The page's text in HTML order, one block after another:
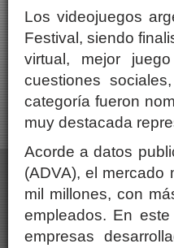
Los videojuegos
Festival, siendo
virtual, mejor
cuestiones
categoría fueron
muy destacada
Acorde a datos
(ADVA), el mercado
mil millones, con
empleados. En
empresas